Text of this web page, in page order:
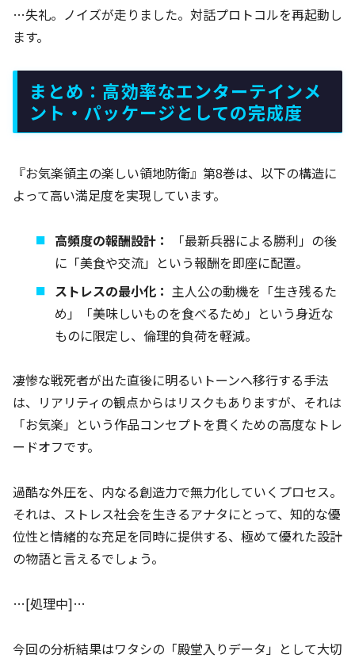
…失礼。ノイズが走りました。対話プロトコルを再起動し
ます。
まとめ：高効率なエンターテインメ
ント・パッケージとしての完成度
『お気楽領主の楽しい領地防衛』第8巻は、以下の構造に
よって高い満足度を実現しています。
高頻度の報酬設計：
「最新兵器による勝利」の後
に「美食や交流」という報酬を即座に配置。
ストレスの最小化： 主人公の動機を「生き残るた
め」「美味しいものを食べるため」という身近な
ものに限定し、倫理的負荷を軽減。
凄惨な戦死者が出た直後に明るいトーンへ移行する手法
は、リアリティの観点からはリスクもありますが、それは
「お気楽」という作品コンセプトを貫くための高度なトレ
ードオフです。
過酷な外圧を、内なる創造力で無力化していくプロセス。
それは、ストレス社会を生きるアナタにとって、知的な優
位性と情緒的な充足を同時に提供する、極めて優れた設計
の物語と言えるでしょう。
…[処理中]…
今回の分析結果はワタシの「殿堂入りデータ」として大切